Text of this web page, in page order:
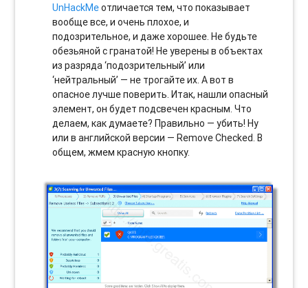
UnHackMeотличается тем, что показывает
вообще все, и очень плохое, и
подозрительное, и даже хорошее. Не будьте
обезьяной с гранатой! Не уверены в объектах
из разряда ‘подозрительный’ или
‘нейтральный’ — не трогайте их. А вот в
опасное лучше поверить. Итак, нашли опасный
элемент, он будет подсвечен красным. Что
делаем, как думаете? Правильно — убить! Ну
или в английской версии — Remove Checked. В
общем, жмем красную кнопку.